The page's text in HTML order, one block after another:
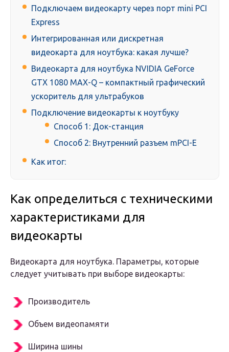
Подключаем видеокарту через порт mini PCI
Express
Интегрированная или дискретная
видеокарта для ноутбука: какая лучше?
Видеокарта для ноутбука NVIDIA GeForce
GTX 1080 MAX-Q – компактный графический
ускоритель для ультрабуков
Подключение видеокарты к ноутбуку
Способ 1: Док-станция
Способ 2: Внутренний разъем mPCI-E
Как итог:
Как определиться с техническими
характеристиками для
видеокарты
Видеокарта для ноутбука. Параметры, которые
следует учитывать при выборе видеокарты:
Производитель
Объем видеопамяти
Ширина шины